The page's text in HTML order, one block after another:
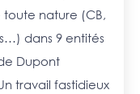
toute nature (CB,
dans 9 entités
Dupont
travail fastidieux